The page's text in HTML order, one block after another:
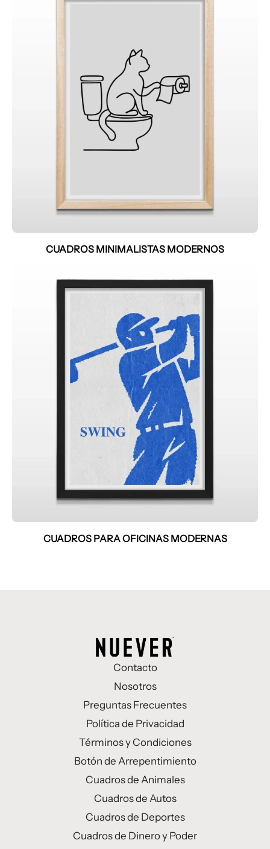
CUADROS MINIMALISTAS MODERNOS
CUADROS PARA OFICINAS MODERNAS
Contacto
Nosotros
Preguntas Frecuentes
Política de Privacidad
Términos y Condiciones
Botón de Arrepentimiento
Cuadros de Animales
Cuadros de Autos
Cuadros de Deportes
Cuadros de Dinero y Poder